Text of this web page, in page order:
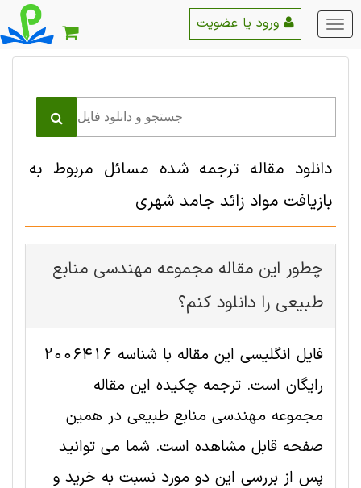
منو
اصلی
دانلود مقاله ترجمه شده مسائل مربوط به
بازیافت مواد زائد جامد شهری
چطور این مقاله مجموعه مهندسی منابع
طبيعی را دانلود کنم؟
فایل انگلیسی این مقاله با شناسه 2006416
رایگان است. ترجمه چکیده این مقاله
مجموعه مهندسی منابع طبيعی در همین
صفحه قابل مشاهده است. شما می توانید
پس از بررسی این دو مورد نسبت به خرید و